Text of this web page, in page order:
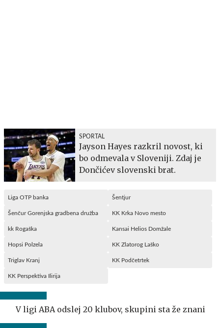
SPORTAL
Jayson Hayes razkril novost, ki
bo odmevala v Sloveniji. Zdaj je
Dončićev slovenski brat.
Liga OTP banka Šentjur
Šenčur Gorenjska gradbena družba KK Krka Novo mesto
kk Rogaška Kansai Helios Domžale
Hopsi Polzela KK Zlatorog Laško
Triglav Kranj KK Podčetrtek
KK Perspektiva Ilirija
V ligi ABA odslej 20 klubov, skupini sta že znani